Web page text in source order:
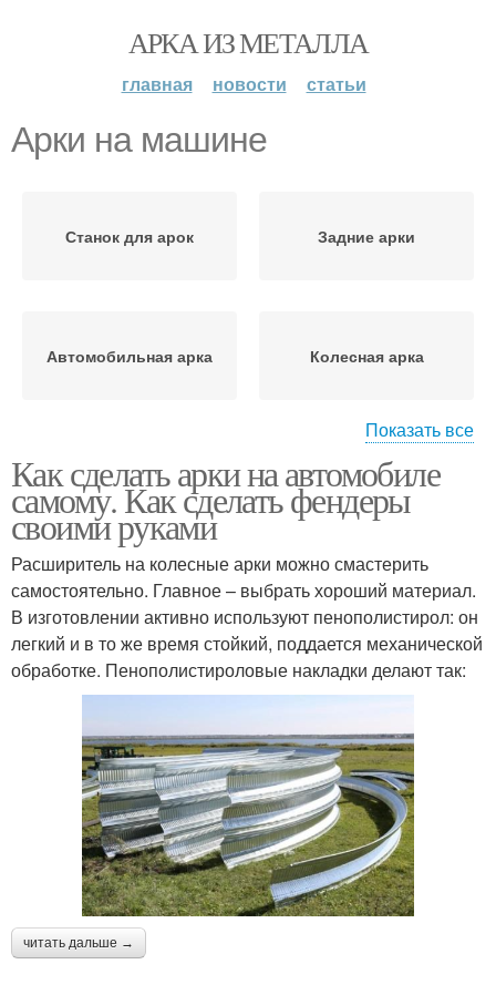
АРКА ИЗ МЕТАЛЛА
главная новости статьи
Арки на машине
Станок для арок Задние арки
Автомобильная арка Колесная арка
Ремонтные арки Автомобильные арки
Наружная арка Колёсные арки
Коррозии на арке Новая арка
Арки для авто
Показать все
Как сделать арки на автомобиле
самому. Как сделать фендеры
своими руками
Расширитель на колесные арки можно смастерить
самостоятельно. Главное – выбрать хороший материал.
В изготовлении активно используют пенополистирол: он
легкий и в то же время стойкий, поддается механической
обработке. Пенополистироловые накладки делают так:
читать дальше →